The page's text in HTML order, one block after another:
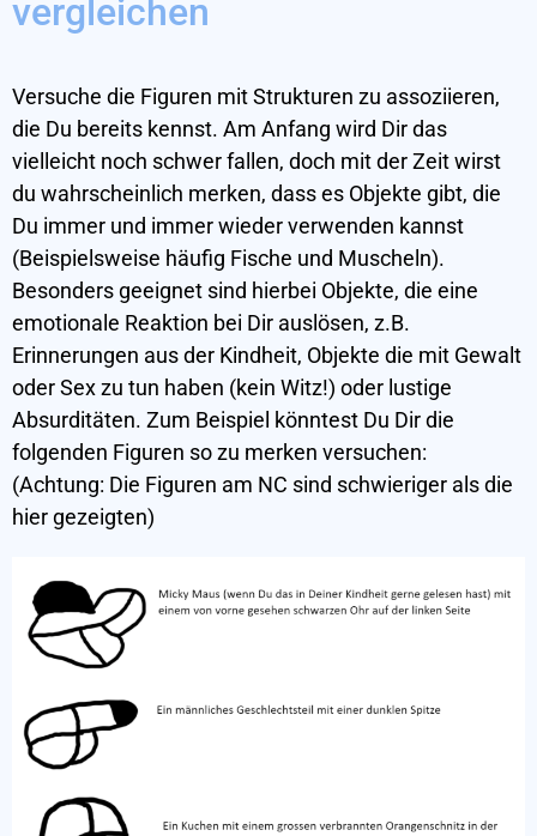
vergleichen
Versuche die Figuren mit Strukturen zu assoziieren,
die Du bereits kennst. Am Anfang wird Dir das
vielleicht noch schwer fallen, doch mit der Zeit wirst
du wahrscheinlich merken, dass es Objekte gibt, die
Du immer und immer wieder verwenden kannst
(Beispielsweise häufig Fische und Muscheln).
Besonders geeignet sind hierbei Objekte, die eine
emotionale Reaktion bei Dir auslösen, z.B.
Erinnerungen aus der Kindheit, Objekte die mit Gewalt
oder Sex zu tun haben (kein Witz!) oder lustige
Absurditäten. Zum Beispiel könntest Du Dir die
folgenden Figuren so zu merken versuchen:
(Achtung: Die Figuren am NC sind schwieriger als die
hier gezeigten)